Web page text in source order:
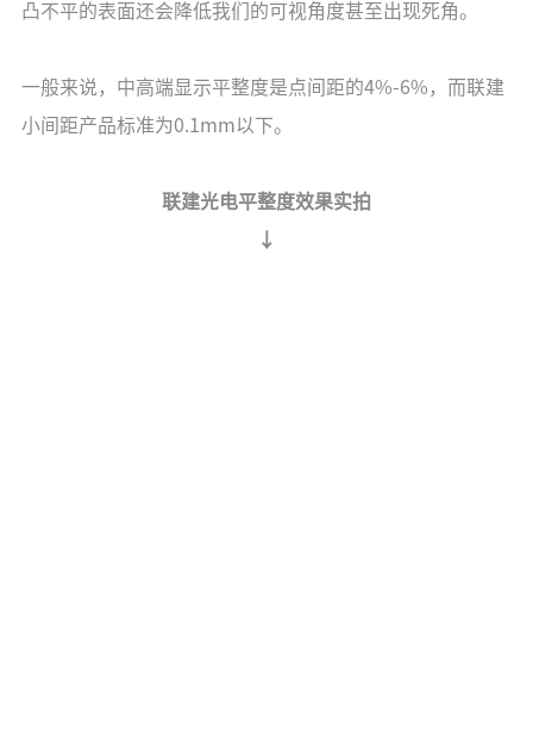
凸不平的表面还会降低我们的可视角度甚至出现死角。
一般来说，中高端显示平整度是点间距的4%-6%，而联建
小间距产品标准为0.1mm以下。
联建光电平整度效果实拍
↓